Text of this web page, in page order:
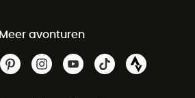
Meer avonturen